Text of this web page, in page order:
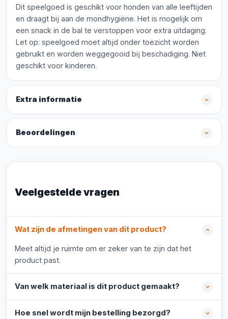
Dit speelgoed is geschikt voor honden van alle leeftijden
en draagt bij aan de mondhygiëne. Het is mogelijk om
een snack in de bal te verstoppen voor extra uitdaging.
Let op: speelgoed moet altijd onder toezicht worden
gebruikt en worden weggegooid bij beschadiging. Niet
geschikt voor kinderen.
Extra informatie
Beoordelingen
Veelgestelde vragen
Wat zijn de afmetingen van dit product?
Meet altijd je ruimte om er zeker van te zijn dat het
product past.
Van welk materiaal is dit product gemaakt?
Hoe snel wordt mijn bestelling bezorgd?